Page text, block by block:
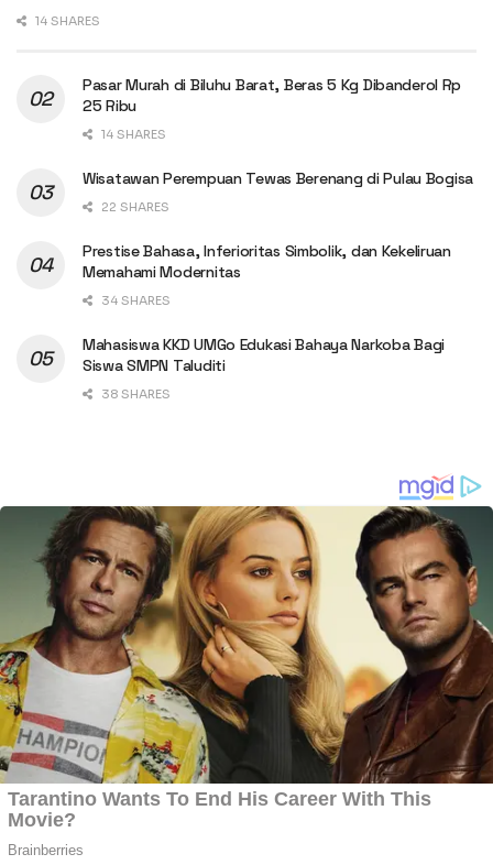
14 SHARES
Pasar Murah di Biluhu Barat, Beras 5 Kg Dibanderol Rp
25 Ribu
14 SHARES
Wisatawan Perempuan Tewas Berenang di Pulau Bogisa
22 SHARES
Prestise Bahasa, Inferioritas Simbolik, dan Kekeliruan
Memahami Modernitas
34 SHARES
Mahasiswa KKD UMGo Edukasi Bahaya Narkoba Bagi
Siswa SMPN Taluditi
38 SHARES